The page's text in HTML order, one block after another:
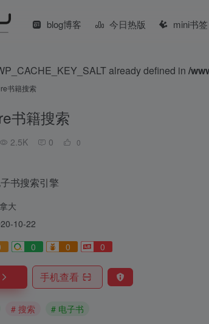
already defined in /
blog博客 今日热版 mini书签
书籍搜索
书籍搜索
2.5K 0 0
书搜索引擎
大
10-22
0 0 0
手机查看
# 搜索 # 电子书